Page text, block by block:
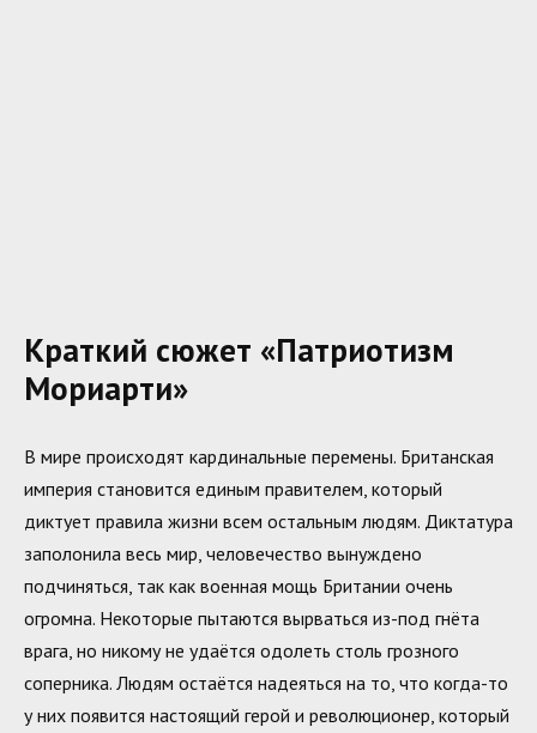
Краткий сюжет «Патриотизм
Мориарти»
В мире происходят кардинальные перемены. Британская
империя становится единым правителем, который
диктует правила жизни всем остальным людям. Диктатура
заполонила весь мир, человечество вынуждено
подчиняться, так как военная мощь Британии очень
огромна. Некоторые пытаются вырваться из-под гнёта
врага, но никому не удаётся одолеть столь грозного
соперника. Людям остаётся надеяться на то, что когда-то
у них появится настоящий герой и революционер, который